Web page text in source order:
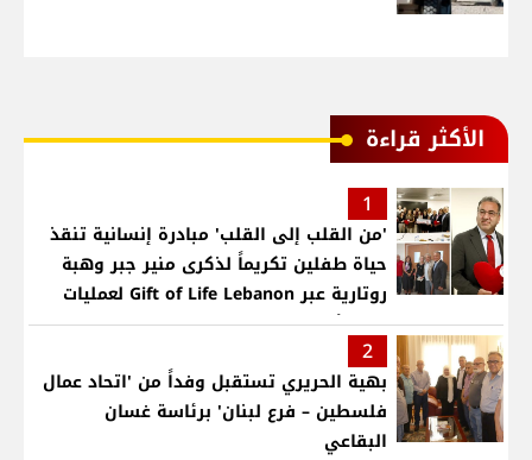
الأكثر قراءة
1
'من القلب إلى القلب' مبادرة إنسانية تنقذ
حياة طفلين تكريماً لذكرى منير جبر وهبة
روتارية عبر Gift of Life Lebanon لعمليات
قلب لأطفال في مستشفى حمود الجامعي
2
بهية الحريري تستقبل وفداً من 'اتحاد عمال
فلسطين – فرع لبنان' برئاسة غسان
البقاعي